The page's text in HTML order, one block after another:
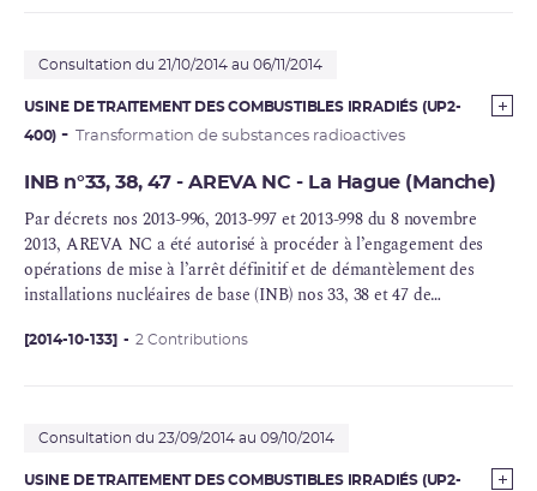
restée proportionnée aux enjeux de sûreté nucléaire de chacune
des installations. Pour AREVA, les installations des sites de La
Hague, Romans-sur-Isère, Tricastin et Marcoule et pour le CEA,
certaines des installations présentant le plus fort enjeu de
Marcoule, Cadarache et Saclay ont fait l’objet de ces études. Ces
ECS avaient notamment pour objectif de déterminer les marges de
sûreté dont dispose ces installations vis-à-vis des risques extrêmes
tels que le séisme et l’inondation.
Consultation du 21/10/2014 au 06/11/2014
USINE DE TRAITEMENT DES COMBUSTIBLES IRRADIÉS (UP2-
400)
Transformation de substances radioactives
INB n°33, 38, 47 - AREVA NC - La Hague (Manche)
Par décrets nos 2013-996, 2013-997 et 2013-998 du 8 novembre
2013, AREVA NC a été autorisé à procéder à l’engagement des
opérations de mise à l’arrêt définitif et de démantèlement des
installations nucléaires de base (INB) nos 33, 38 et 47 de
[2014-10-133] 2 Contributions
Consultation du 23/09/2014 au 09/10/2014
USINE DE TRAITEMENT DES COMBUSTIBLES IRRADIÉS (UP2-